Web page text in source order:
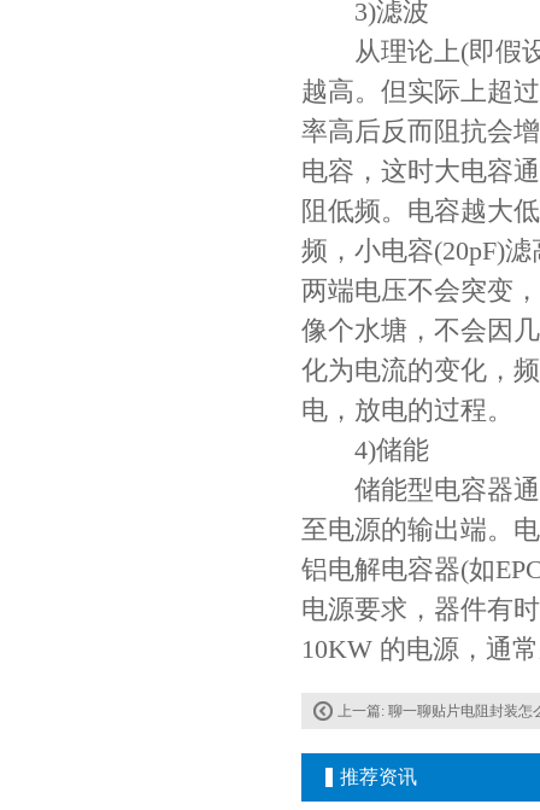
3)滤波
从理论上(即假设
越高。但实际上超
率高后反而阻抗会
电容，这时大电容
阻低频。电容越大
频，小电容(20pF)
两端电压不会突变
像个水塘，不会因
化为电流的变化，
电，放电的过程。
4)储能
储能型电容器通
至电源的输出端。
铝电解电容器(如
电源要求，器件有
10KW 的电源，通
上一篇: 聊一聊贴片电阻封装怎
推荐资讯